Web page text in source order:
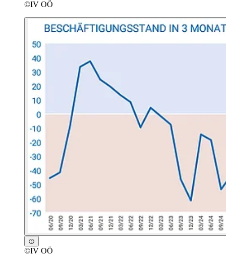
©IV OÖ
©IV OÖ